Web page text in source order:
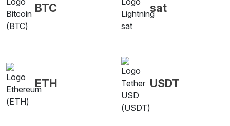
BTC sat
ETH USDT